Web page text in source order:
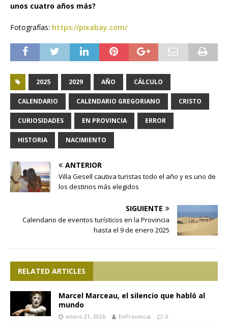
unos cuatro años más?
Fotografías: https://pixabay.com/
2025 2029 AÑO CÁLCULO
CALENDARIO CALENDARIO GREGORIANO CRISTO
CURIOSIDADES EN PROVINCIA ERROR
HISTORIA NACIMIENTO
ANTERIOR
Villa Gesell cautiva turistas todo el año y es uno de
los destinos más elegidos
SIGUIENTE
Calendario de eventos turísticos en la Provincia
hasta el 9 de enero 2025
RELATED ARTICLES
Marcel Marceau, el silencio que habló al
mundo
enero 21, 2026 EnProvincia 0